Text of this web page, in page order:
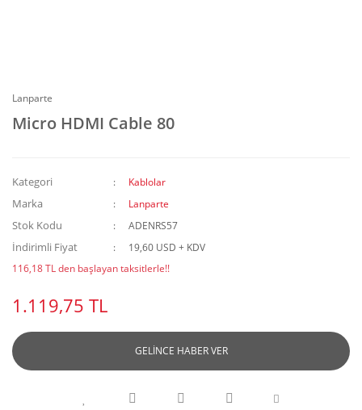
Lanparte
Micro HDMI Cable 80
Kategori Kablolar
Marka Lanparte
Stok Kodu ADENRS57
İndirimli Fiyat
19,60 USD + KDV
116,18 TL den başlayan taksitlerle!!
1.119,75 TL
GELİNCE HABER VER